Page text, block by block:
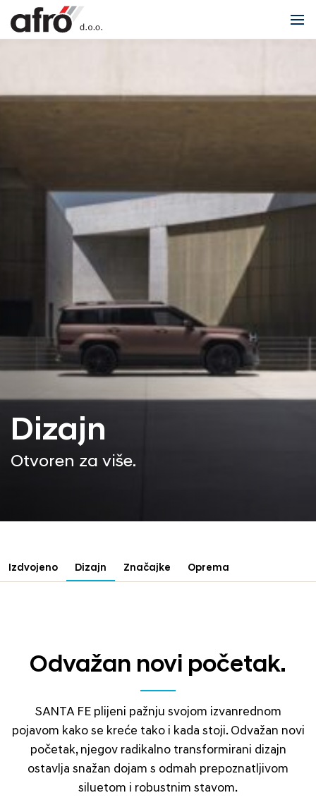
Dizajn
Otvoren za više.
Izdvojeno Dizajn Značajke Oprema
Odvažan novi početak.
SANTA FE plijeni pažnju svojom izvanrednom
pojavom kako se kreće tako i kada stoji. Odvažan novi
početak, njegov radikalno transformirani dizajn
ostavlja snažan dojam s odmah prepoznatljivom
siluetom i robustnim stavom.